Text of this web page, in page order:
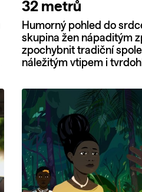
32 metrů
Humorný pohled do
skupina žen nápaditým
zpochybnit tradiční
náležitým vtipem i